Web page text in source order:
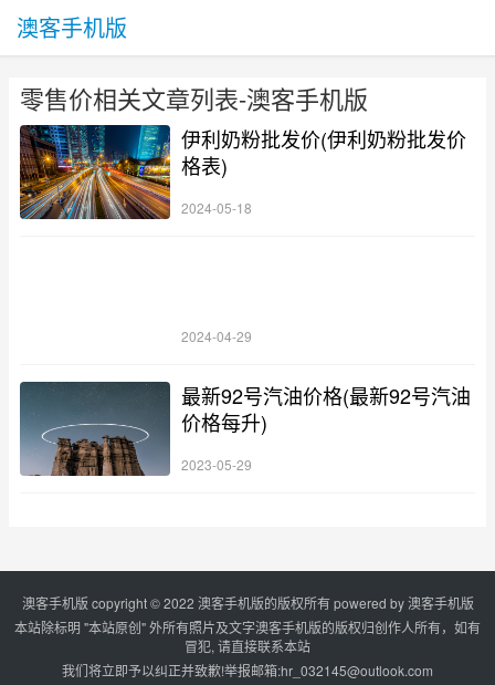
澳客手机版
零售价相关文章列表-澳客手机版
伊利奶粉批发价(伊利奶粉批发价
格表)
2024-05-18
2024-04-29
最新92号汽油价格(最新92号汽油
价格每升)
2023-05-29
澳客手机版 copyright © 2022 澳客手机版的版权所有 powered by澳客手机版
本站除标明 "本站原创" 外所有照片及文字澳客手机版的版权归创作人所有，如有
冒犯, 请直接联系本站
我们将立即予以纠正并致歉!举报邮箱:hr_032145@outlook.com